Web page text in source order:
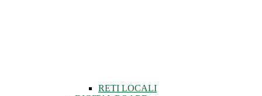
RETI LOCALI